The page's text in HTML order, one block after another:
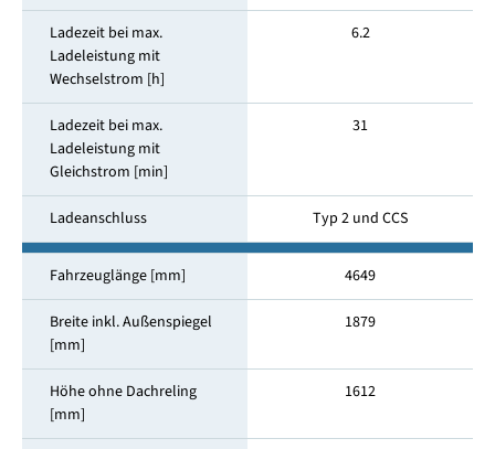
Ladezeit bei max.
Ladeleistung mit
Wechselstrom [h]
6.2
Ladezeit bei max.
Ladeleistung mit
Gleichstrom [min]
31
Ladeanschluss Typ 2 und CCS
Fahrzeuglänge [mm] 4649
Breite inkl. Außenspiegel
[mm]
1879
Höhe ohne Dachreling
[mm]
1612